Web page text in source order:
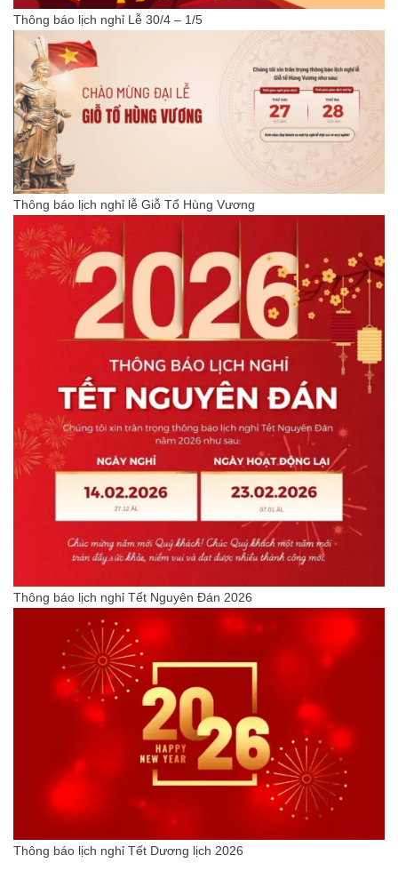
Thông báo lịch nghỉ Lễ 30/4 – 1/5
Thông báo lịch nghỉ lễ Giỗ Tổ Hùng Vương
Thông báo lịch nghỉ Tết Nguyên Đán 2026
Thông báo lịch nghỉ Tết Dương lịch 2026